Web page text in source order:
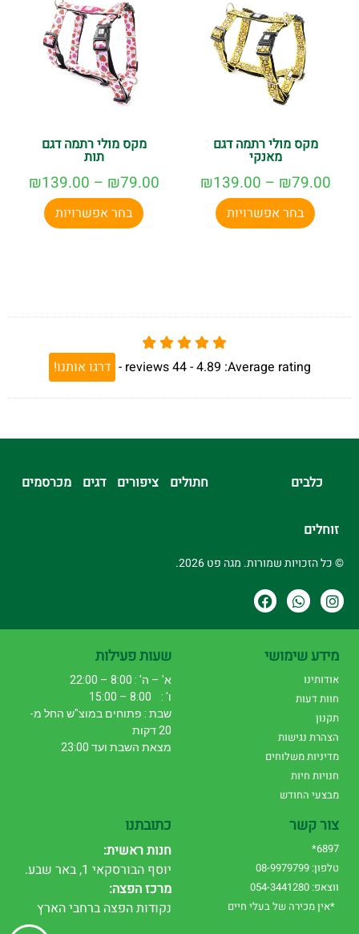
מקס מולי רתמה דגם
מאנקי
₪79.00
–
₪139.00
בחר אפשרויות
מקס מולי רתמה דגם
תות
₪79.00
–
₪139.00
בחר אפשרויות
Average rating:
4.89 -
44
reviews
- דרגו אותנו!
כלבים חתולים ציפורים דגים מכרסמים
זוחלים
© כל הזכויות שמורות. מגה פט 2026.
מידע שימושי
אודותינו
חוות דעות
תקנון
הצהרת נגישות
מדיניות משלוחים
חנויות חיות
מבצעי החודש
שעות פעילות
א' – ה' : 8:00 – 22:00
ו' : 8:00 – 15:00
שבת : פתוחים במוצ"ש החל מ-
20 דקות
מצאת השבת ועד 23:00
צור קשר
6897*
טלפון: 08-9979799
ווצאפ: 054-3441280
*אין מכירה של בעלי חיים
כתובתנו
חנות ראשית:
יוסף הבורסקאי 1, באר שבע.
מרכז הפצה:
נקודות הפצה ברחבי הארץ